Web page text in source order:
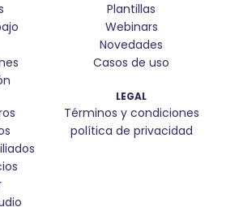
Plantillas
Webinars
Novedades
Casos de uso
LEGAL
Términos y condiciones
política de privacidad